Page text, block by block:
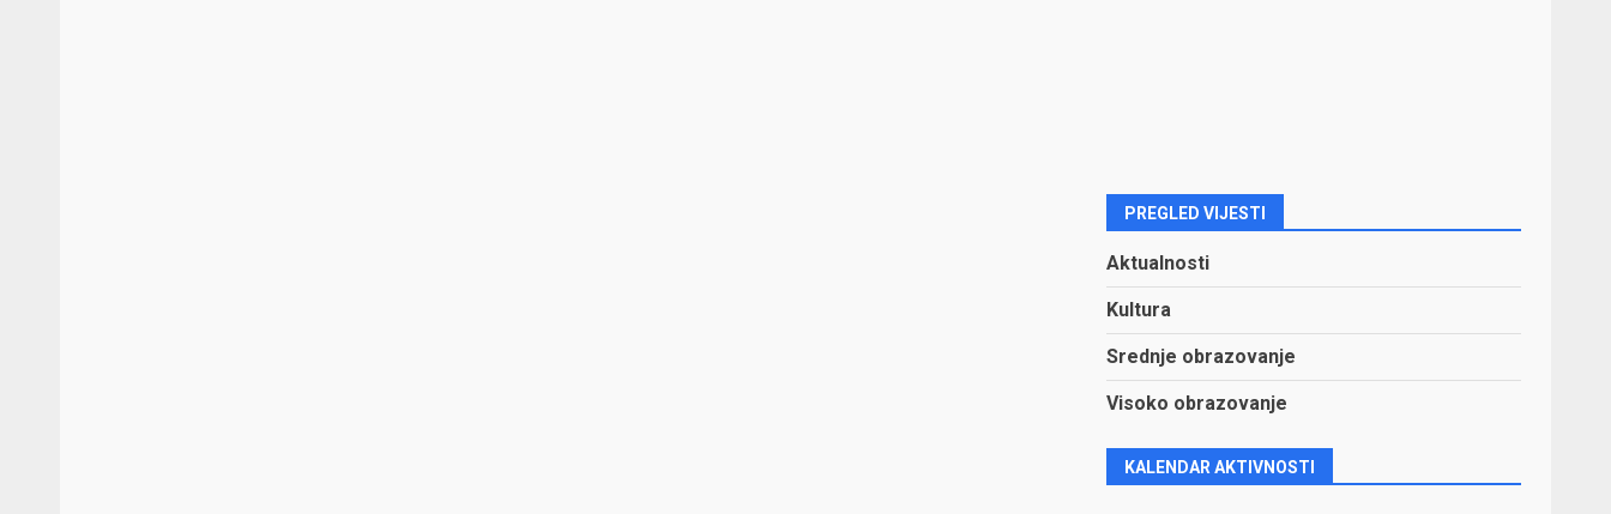
PREGLED VIJESTI
Aktualnosti
Kultura
Srednje obrazovanje
Visoko obrazovanje
KALENDAR AKTIVNOSTI